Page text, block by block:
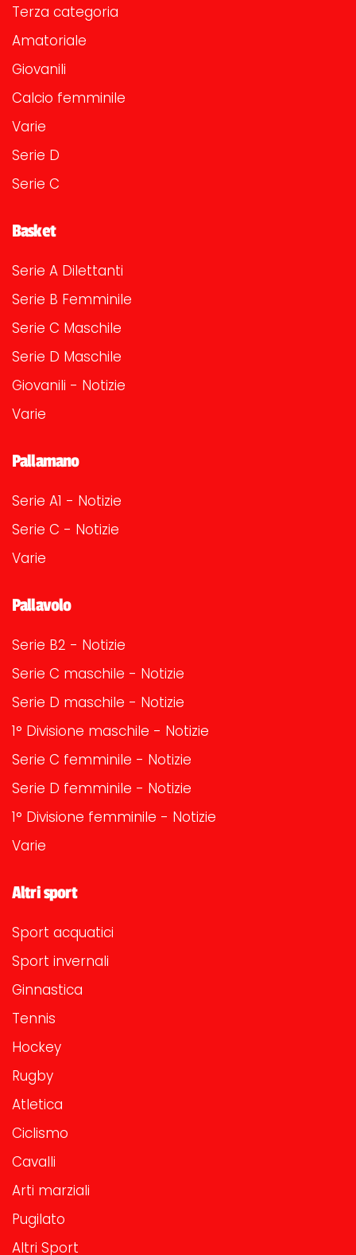
Terza categoria
Amatoriale
Giovanili
Calcio femminile
Varie
Serie D
Serie C
Basket
Serie A Dilettanti
Serie B Femminile
Serie C Maschile
Serie D Maschile
Giovanili - Notizie
Varie
Pallamano
Serie A1 - Notizie
Serie C - Notizie
Varie
Pallavolo
Serie B2 - Notizie
Serie C maschile - Notizie
Serie D maschile - Notizie
1° Divisione maschile - Notizie
Serie C femminile - Notizie
Serie D femminile - Notizie
1° Divisione femminile - Notizie
Varie
Altri sport
Sport acquatici
Sport invernali
Ginnastica
Tennis
Hockey
Rugby
Atletica
Ciclismo
Cavalli
Arti marziali
Pugilato
Altri Sport